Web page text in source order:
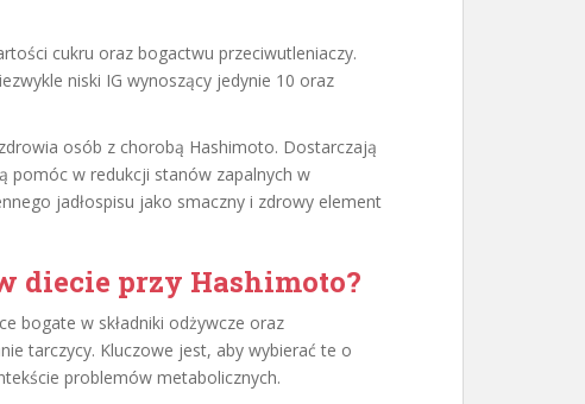
cukru oraz bogactwu przeciwutleniaczy.
niski IG wynoszący jedynie 10 oraz
osób z chorobą Hashimoto. Dostarczają
pomóc w redukcji stanów zapalnych w
jadłospisu jako smaczny i zdrowy element
diecie przy Hashimoto?
bogate w składniki odżywcze oraz
tarczycy. Kluczowe jest, aby wybierać te o
problemów metabolicznych.